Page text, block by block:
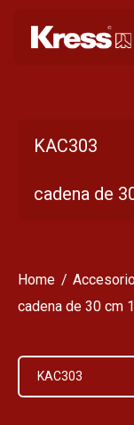
KAC303
cadena de
Home
cadena de 30 cm
KAC303